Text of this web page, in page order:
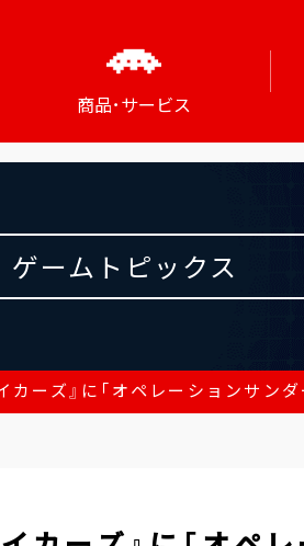
商品･サービス
ゲームトピックス
ーズ』に「オペレーションサンダ